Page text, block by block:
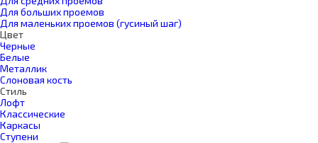
Для больших проемов
Для маленьких проемов (гусиный шаг)
Цвет
Черные
Белые
Металлик
Слоновая кость
Стиль
Лофт
Классические
Каркасы
Ступени